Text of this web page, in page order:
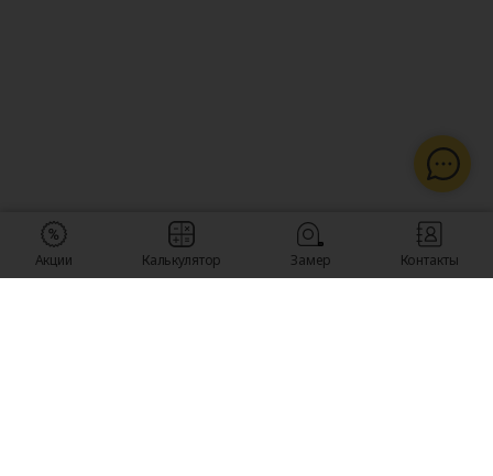
Акции Калькулятор Замер Контакты